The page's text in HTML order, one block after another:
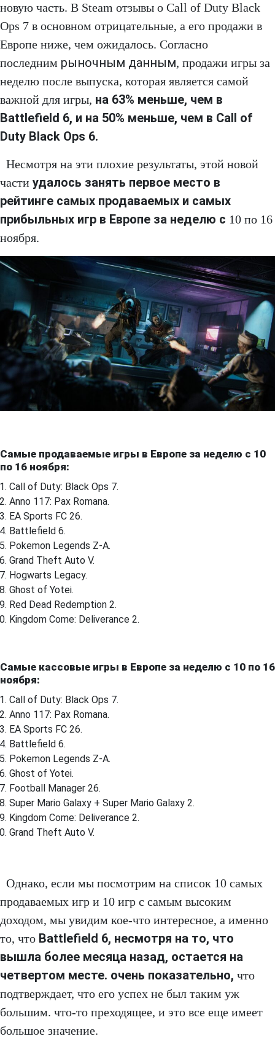
новую часть. В Steam отзывы о Call of Duty Black
Ops 7 в основном отрицательные, а его продажи в
Европе ниже, чем ожидалось. Согласно
последним рыночным данным, продажи игры за
неделю после выпуска, которая является самой
важной для игры, на 63% меньше, чем в
Battlefield 6, и на 50% меньше, чем в Call of
Duty Black Ops 6.
Несмотря на эти плохие результаты, этой новой
части удалось занять первое место в
рейтинге самых продаваемых и самых
прибыльных игр в Европе за неделю с 10 по 16
ноября.
Самые продаваемые игры в Европе за неделю с 10
по 16 ноября:
Call of Duty: Black Ops 7.
Anno 117: Pax Romana.
EA Sports FC 26.
Battlefield 6.
Pokemon Legends Z-A.
Grand Theft Auto V.
Hogwarts Legacy.
Ghost of Yotei.
Red Dead Redemption 2.
Kingdom Come: Deliverance 2.
Самые кассовые игры в Европе за неделю с 10 по 16
ноября:
Call of Duty: Black Ops 7.
Anno 117: Pax Romana.
EA Sports FC 26.
Battlefield 6.
Pokemon Legends Z-A.
Ghost of Yotei.
Football Manager 26.
Super Mario Galaxy + Super Mario Galaxy 2.
Kingdom Come: Deliverance 2.
Grand Theft Auto V.
Однако, если мы посмотрим на список 10 самых
продаваемых игр и 10 игр с самым высоким
доходом, мы увидим кое-что интересное, а именно
то, что Battlefield 6, несмотря на то, что
вышла более месяца назад, остается на
четвертом месте. очень показательно, что
подтверждает, что его успех не был таким уж
большим. что-то преходящее, и это все еще имеет
большое значение.